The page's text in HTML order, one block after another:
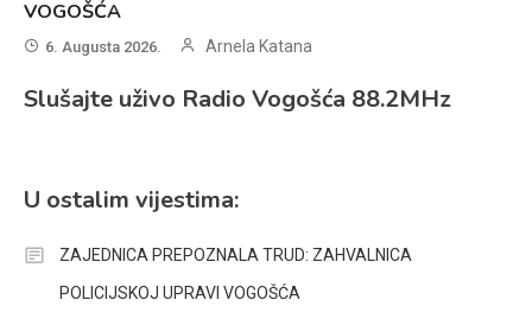
VOGOŠĆA
6. Augusta 2026. Arnela Katana
Slušajte uživo Radio Vogošća 88.2MHz
U ostalim vijestima:
ZAJEDNICA PREPOZNALA TRUD: ZAHVALNICA
POLICIJSKOJ UPRAVI VOGOŠĆA